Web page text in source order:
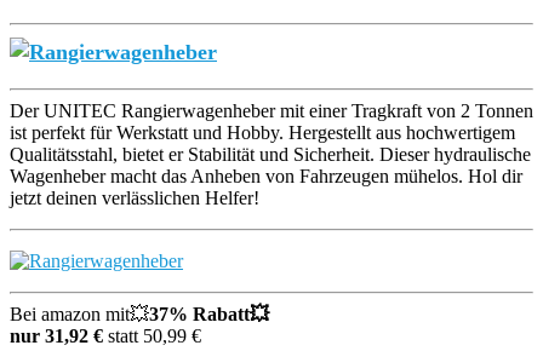
Der UNITEC Rangierwagenheber mit einer Tragkraft von 2 Tonnen
ist perfekt für Werkstatt und Hobby. Hergestellt aus hochwertigem
Qualitätsstahl, bietet er Stabilität und Sicherheit. Dieser hydraulische
Wagenheber macht das Anheben von Fahrzeugen mühelos. Hol dir
jetzt deinen verlässlichen Helfer!
Bei amazon mit💥37% Rabatt💥
nur 31,92 € statt 50,99 €